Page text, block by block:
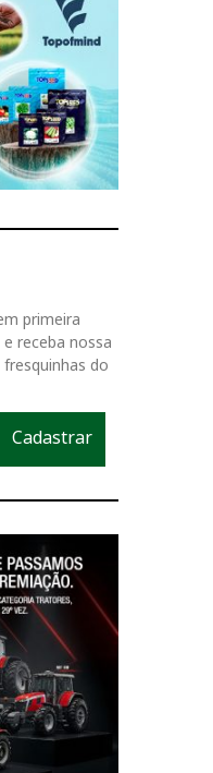
primeira
receba nossa
do